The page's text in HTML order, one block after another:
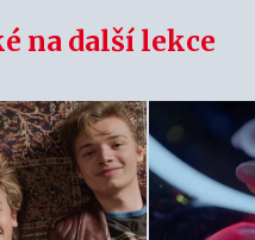
na další lekce